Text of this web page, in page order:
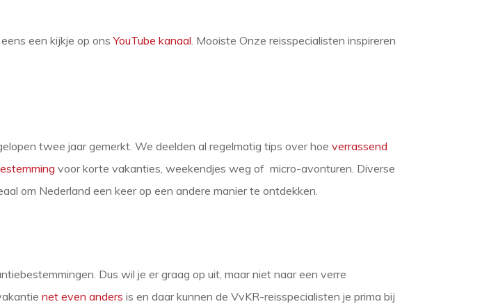
een kijkje op onsYouTube kanaal . Mooiste Onze reisspecialisten inspireren
twee jaar gemerkt. We deelden al regelmatig tips over hoe verrassend
voor korte vakanties, weekendjes weg of micro-avonturen. Diverse
om Nederland een keer op een andere manier te ontdekken.
Dus wil je er graag op uit, maar niet naar een verre
net even anders is en daar kunnen de VvKR-reisspecialisten je prima bij